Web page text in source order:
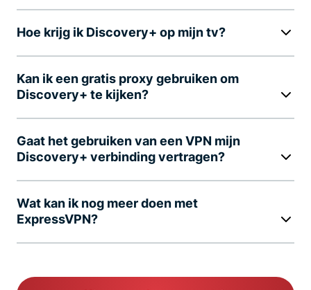
Hoe krijg ik Discovery+ op mijn tv?
Kan ik een gratis proxy gebruiken om
Discovery+ te kijken?
Gaat het gebruiken van een VPN mijn
Discovery+ verbinding vertragen?
Wat kan ik nog meer doen met
ExpressVPN?